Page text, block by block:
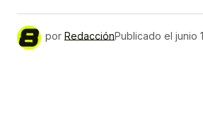
por RedacciónPublicado el junio